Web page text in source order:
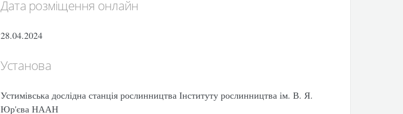
Дата розміщення онлайн
28.04.2024
Установа
Устимівська дослідна станція рослинництва Інституту рослинництва ім. В. Я.
Юр'єва НААН